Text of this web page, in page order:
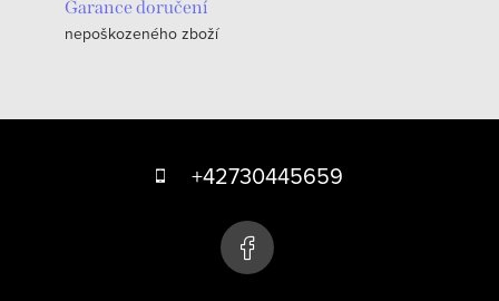
Garance doručení
nepoškozeného zboží
+42730445659